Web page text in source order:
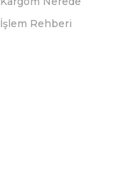
İşlem Rehberi